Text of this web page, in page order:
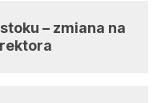
– zmiana na